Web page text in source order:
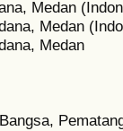
Medan
Medan
Medan